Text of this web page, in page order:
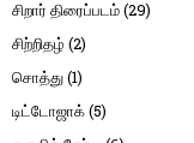
சிறார் திரைப்படம்(29)
சிற்றிதழ் (2)
சொத்து(1)
டிட்டோஜாக்(5)